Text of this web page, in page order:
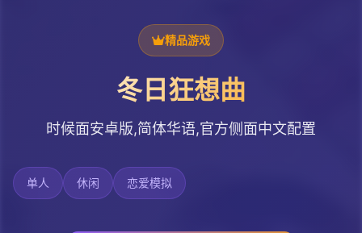
精品游戏
冬日狂想曲
时候面安卓版,简体华语,官方侧面中文配置
单人 休闲 恋爱模拟